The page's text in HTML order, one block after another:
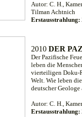
Autor: C. H.,
Tilman Achtnich
Erstausstrahlung:
2010 DER
Der Pazifische
leben die
vierteiligen Doku-
Welt. Wie leben
deutscher
Autor: C. H.,
Erstausstrahlung: